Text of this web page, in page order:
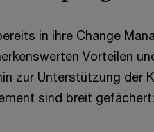
in ihre Change
Vorteilen
zur Unterstützung der
sind breit gefächert: